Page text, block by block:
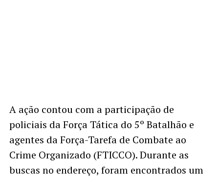
A ação contou com a participação de
policiais da Força Tática do 5º Batalhão e
agentes da Força-Tarefa de Combate ao
Crime Organizado (FTICCO). Durante as
buscas no endereço, foram encontrados um